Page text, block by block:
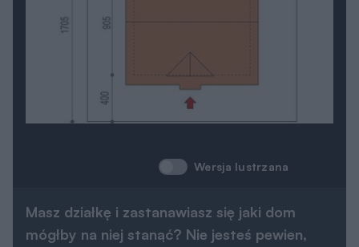
Wersja lustrzana
Masz działkę i zastanawiasz się jaki dom
mógłby na niej stanąć? Nie jesteś pewien,